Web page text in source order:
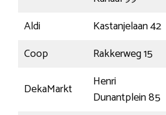
Aldi
Kastanjelaan 42
Coop
Rakkerweg 15
DekaMarkt
Henri
Dunantplein 85